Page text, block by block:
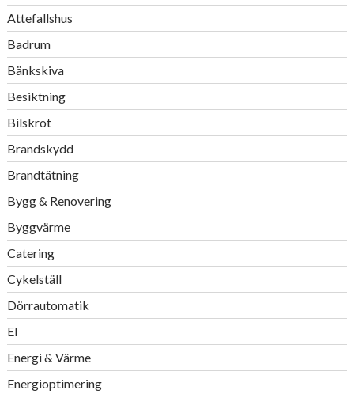
Attefallshus
Badrum
Bänkskiva
Besiktning
Bilskrot
Brandskydd
Brandtätning
Bygg & Renovering
Byggvärme
Catering
Cykelställ
Dörrautomatik
El
Energi & Värme
Energioptimering